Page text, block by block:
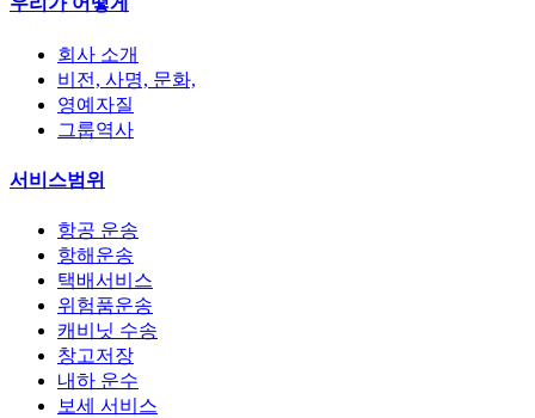
회사 소개
비전, 사명, 문화,
영예자질
그룹역사
서비스범위
항공 운송
항해운송
택배서비스
위험품운송
캐비닛 수송
창고저장
내하 운수
보세 서비스